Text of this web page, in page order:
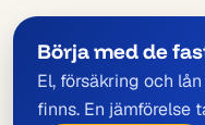
Börja med de
El, försäkring och
finns. En jämförelse